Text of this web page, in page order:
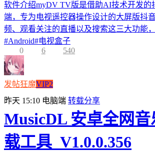
软件介绍myDV TV版是借助AI技术开发的
端，专为电视遥控器操作设计的大屏版抖
频、观看关注的直播以及搜索这三大功能
#Android#电视盒子
0
6 540
发帖狂魔VIP2
昨天 15:10 电脑端 转载分享
MusicDL 安卓全网
载工具_V1.0.0.356